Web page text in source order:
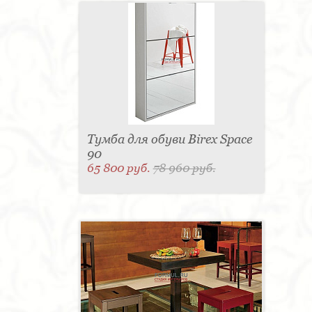
Тумба для обуви Birex Space
90
65 800 руб.78 960 руб.